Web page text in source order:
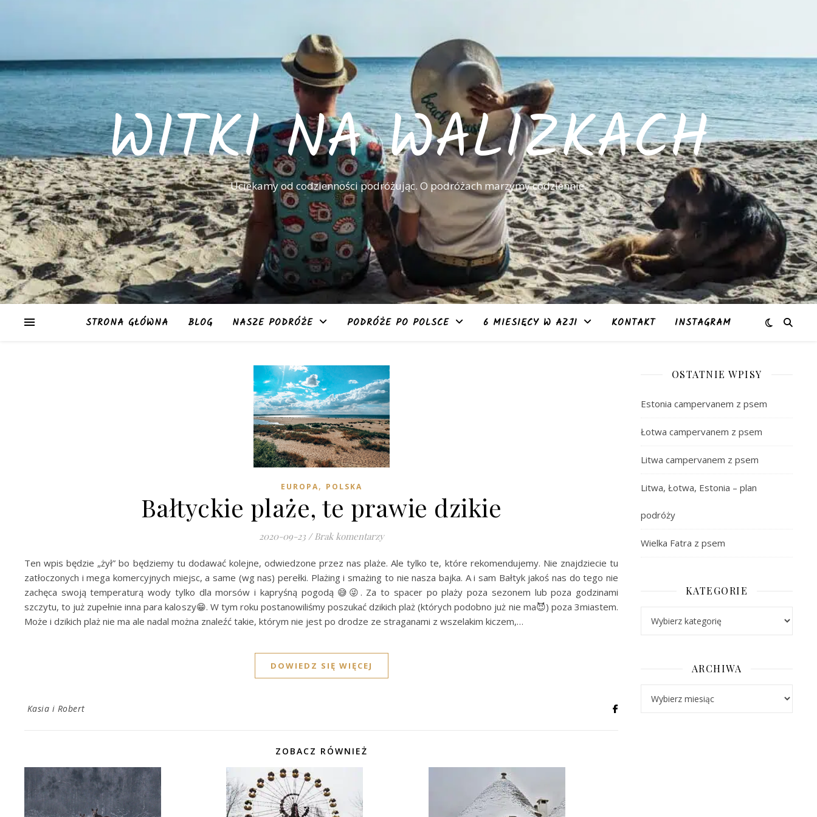
WITKI NA WALIZKACH
Uciekamy od codzienności podróżując. O podróżach marzymy codziennie.
STRONA GŁÓWNA BLOG NASZE PODRÓŻE PODRÓŻE PO POLSCE 6 MIESIĘCY W AZJI KONTAKT INSTAGRAM
EUROPA, POLSKA
Bałtyckie plaże, te prawie dzikie
2020-09-23 / Brak komentarzy
Ten wpis będzie „żył” bo będziemy tu dodawać kolejne, odwiedzone przez nas plaże. Ale tylko te, które rekomendujemy. Nie znajdziecie tu
zatłoczonych i mega komercyjnych miejsc, a same (wg nas) perełki. Plażing i smażing to nie nasza bajka. A i sam Bałtyk jakoś nas do tego nie
zachęca swoją temperaturą wody tylko dla morsów i kapryśną pogodą 😅😜. Za to spacer po plaży poza sezonem lub poza godzinami
szczytu, to już zupełnie inna para kaloszy😁. W tym roku postanowiliśmy poszukać dzikich plaż (których podobno już nie ma😈) poza 3miastem.
Może i dzikich plaż nie ma ale nadal można znaleźć takie, którym nie jest po drodze ze straganami z wszelakim kiczem,…
DOWIEDZ SIĘ WIĘCEJ
Kasia i Robert
ZOBACZ RÓWNIEŻ
OSTATNIE WPISY
Estonia campervanem z psem
Łotwa campervanem z psem
Litwa campervanem z psem
Litwa, Łotwa, Estonia – plan
podróży
Wielka Fatra z psem
KATEGORIE
ARCHIWA